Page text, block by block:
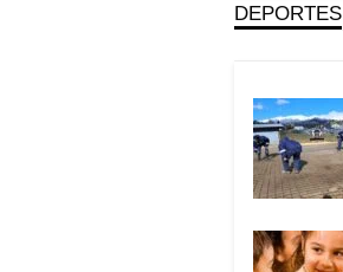
DEPORTES